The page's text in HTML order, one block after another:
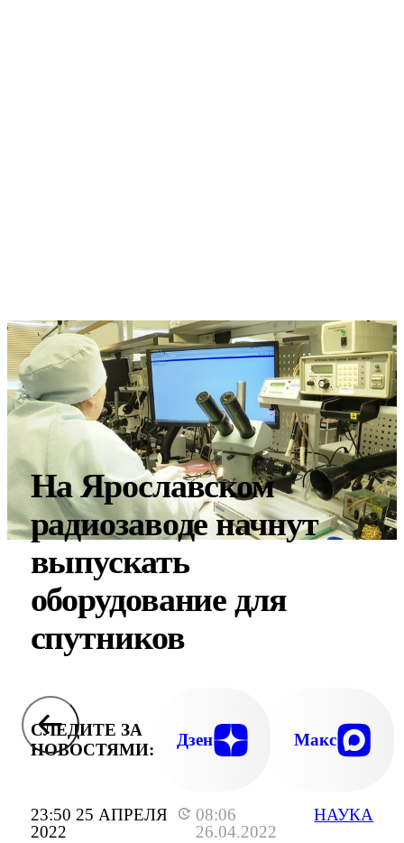
23:50 25 АПРЕЛЯ
2022
08:06
26.04.2022
НАУКА
На Ярославском
радиозаводе начнут
выпускать
оборудование для
спутников
СЛЕДИТЕ ЗА
НОВОСТЯМИ:
Дзен Макс